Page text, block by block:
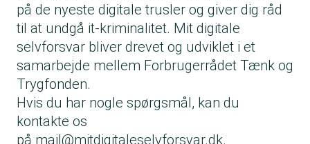
på de nyeste digitale trusler og giver dig råd
til at undgå it-kriminalitet. Mit digitale
selvforsvar bliver drevet og udviklet i et
samarbejde mellem Forbrugerrådet Tænk og
Trygfonden.
Hvis du har nogle spørgsmål, kan du
kontakte os
på mail@mitdigitaleselvforsvar.dk.